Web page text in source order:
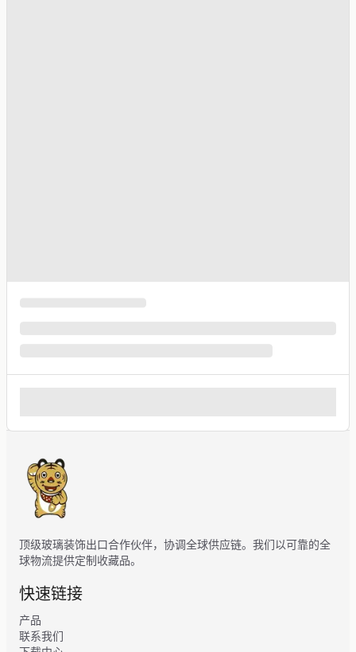
顶级玻璃装饰出口合作伙伴，协调全球供应链。我们以可靠的全
球物流提供定制收藏品。
快速链接
产品
联系我们